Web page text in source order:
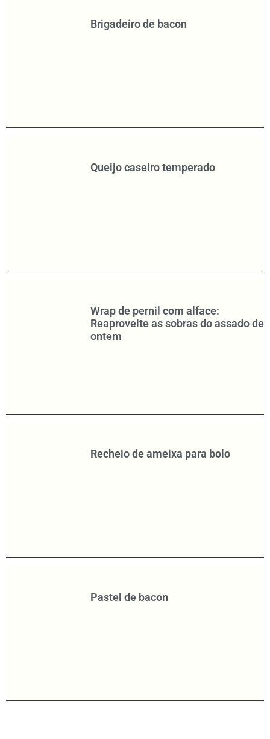
Brigadeiro de bacon
Queijo caseiro temperado
Wrap de pernil com alface:
Reaproveite as sobras do assado de
ontem
Recheio de ameixa para bolo
Pastel de bacon